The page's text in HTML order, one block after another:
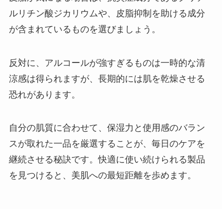
ルリチン酸ジカリウムや、皮脂抑制を助ける成分
が含まれているものを選びましょう。
反対に、アルコールが強すぎるものは一時的な清
涼感は得られますが、長期的には肌を乾燥させる
恐れがあります。
自分の肌質に合わせて、保湿力と使用感のバラン
スが取れた一品を厳選することが、毎日のケアを
継続させる秘訣です。快適に使い続けられる製品
を見つけると、美肌への最短距離を歩めます。